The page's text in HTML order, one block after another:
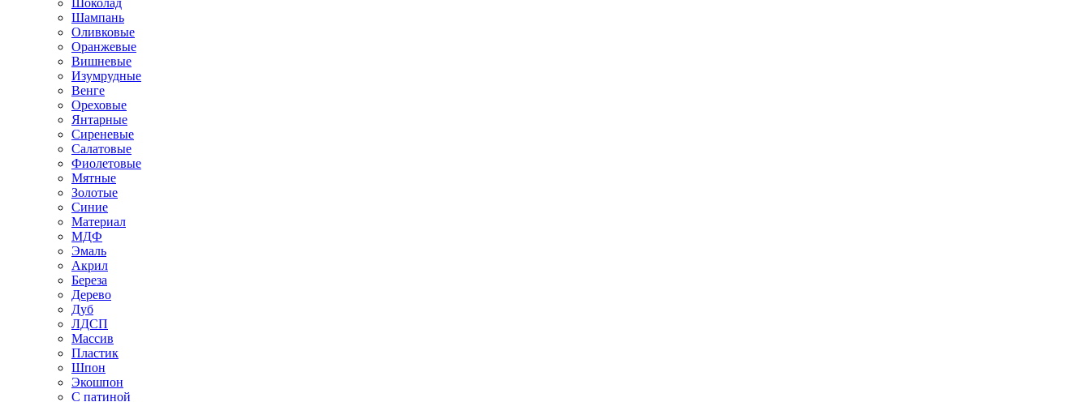
Шампань
Оливковые
Оранжевые
Вишневые
Изумрудные
Венге
Ореховые
Янтарные
Сиреневые
Салатовые
Фиолетовые
Мятные
Золотые
Синие
Материал
МДФ
Эмаль
Акрил
Береза
Дерево
Дуб
ЛДСП
Массив
Пластик
Шпон
Экошпон
С патиной